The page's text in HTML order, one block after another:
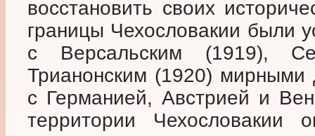
восстановить своих
границы Чехословакии были
с Версальским (1919),
Трианонским (1920) мирными
с Германией, Австрией и
территории Чехословакии